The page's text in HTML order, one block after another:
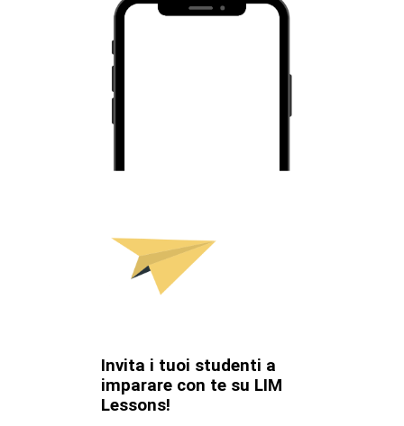
Invita i tuoi studenti a
imparare con te su LIM
Lessons!